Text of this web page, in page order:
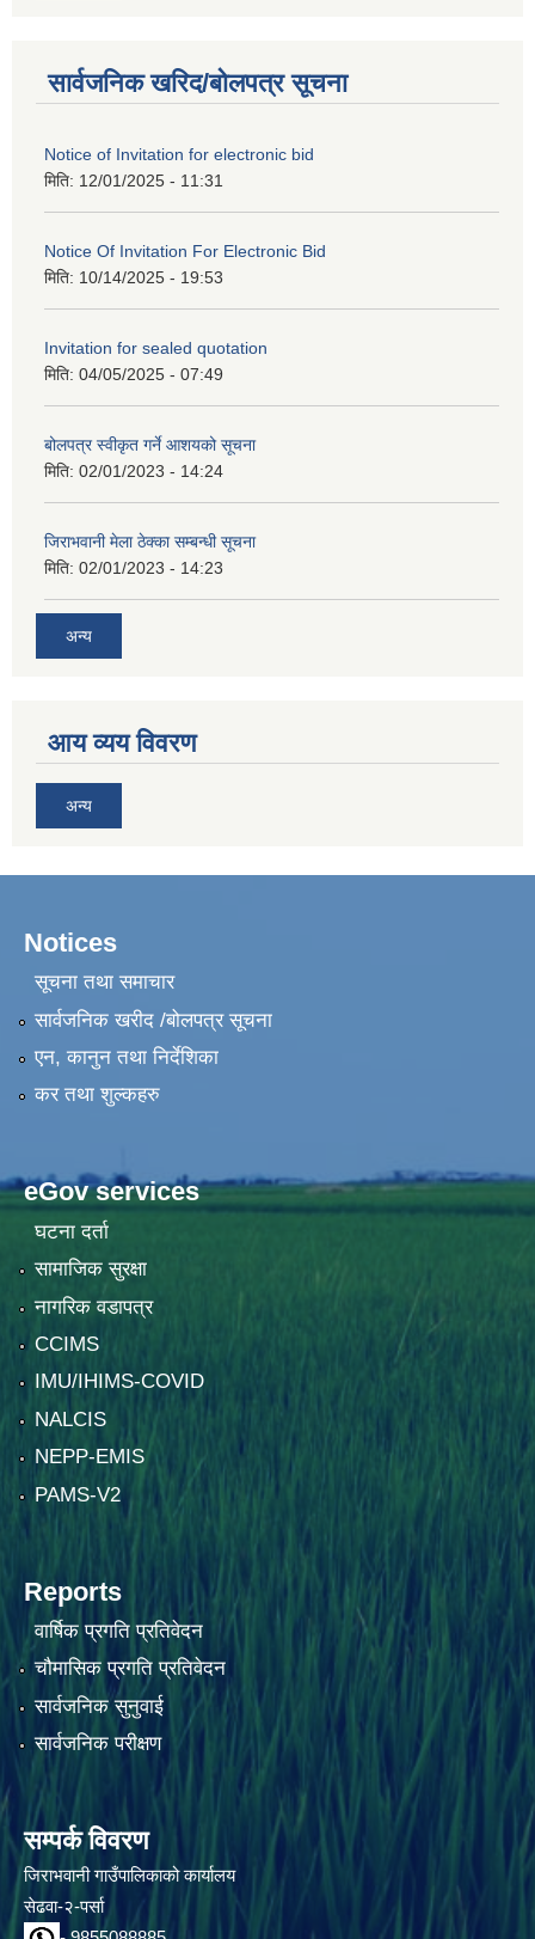
सार्वजनिक खरिद/बोलपत्र सूचना
Notice of Invitation for electronic bid
मिति: 12/01/2025 - 11:31
Notice Of Invitation For Electronic Bid
मिति: 10/14/2025 - 19:53
Invitation for sealed quotation
मिति: 04/05/2025 - 07:49
बोलपत्र स्वीकृत गर्ने आशयको सूचना
मिति: 02/01/2023 - 14:24
जिराभवानी मेला ठेक्का सम्बन्धी सूचना
मिति: 02/01/2023 - 14:23
अन्य
आय व्यय विवरण
अन्य
Notices
सूचना तथा समाचार
सार्वजनिक खरीद /बोलपत्र सूचना
एन, कानुन तथा निर्देशिका
कर तथा शुल्कहरु
eGov services
घटना दर्ता
सामाजिक सुरक्षा
नागरिक वडापत्र
CCIMS
IMU/IHIMS-COVID
NALCIS
NEPP-EMIS
PAMS-V2
Reports
वार्षिक प्रगति प्रतिवेदन
चौमासिक प्रगति प्रतिवेदन
सार्वजनिक सुनुवाई
सार्वजनिक परीक्षण
सम्पर्क विवरण
जिराभवानी गाउँपालिकाको कार्यालय
सेढवा-२-पर्सा